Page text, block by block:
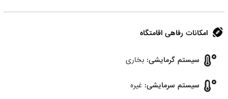
امکانات رفاهی اقامتگاه
سیستم گرمایشی: بخاری
سیستم سرمایشی: غیره